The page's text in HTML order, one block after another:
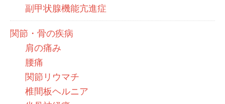
副甲状腺機能亢進症
関節・骨の疾病
肩の痛み
腰痛
関節リウマチ
椎間板ヘルニア